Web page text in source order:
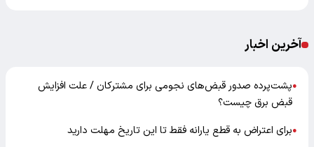
آخرین اخبار
●پشت‌پرده صدور قبض‌های نجومی برای مشترکان / علت افزایش
قبض برق چیست؟
●برای اعتراض به قطع یارانه فقط تا این تاریخ مهلت دارید